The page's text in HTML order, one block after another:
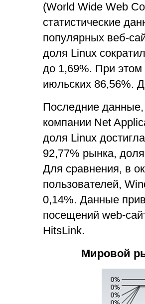
(World Wide Web
статистические
популярных веб-
доля Linux
до 1,69%. При
июльских 86,56%.
Последние данные,
компании Net
доля Linux
92,77% рынка,
Для сравнения, в
пользователей,
0,14%. Данные
посещений web-
HitsLink.
Мировой